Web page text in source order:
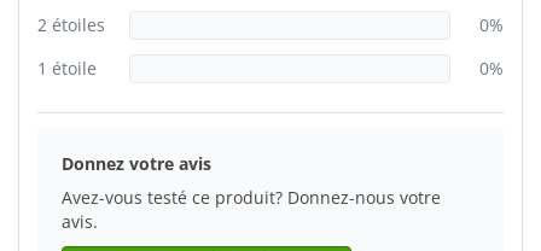
2 étoiles
0%
1 étoile
0%
Donnez votre avis
Avez-vous testé ce produit? Donnez-nous votre
avis.